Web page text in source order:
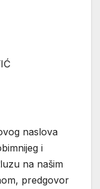
naslova
i
na našim
predgovor